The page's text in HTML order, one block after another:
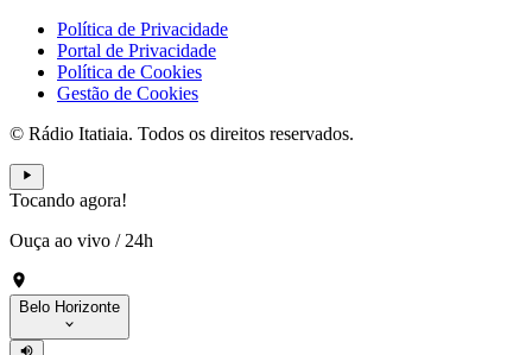
Política de Privacidade
Portal de Privacidade
Política de Cookies
Gestão de Cookies
© Rádio Itatiaia. Todos os direitos reservados.
Tocando agora!
Ouça ao vivo / 24h
Belo Horizonte